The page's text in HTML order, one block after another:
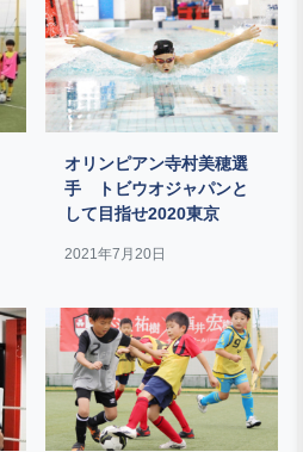
オリンピアン寺村美穂選
手 トビウオジャパンと
して目指せ2020東京
2021年7月20日